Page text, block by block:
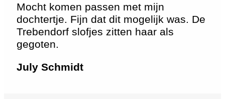
Mocht komen passen met mijn
dochtertje. Fijn dat dit mogelijk was. De
Trebendorf slofjes zitten haar als
gegoten.
July Schmidt